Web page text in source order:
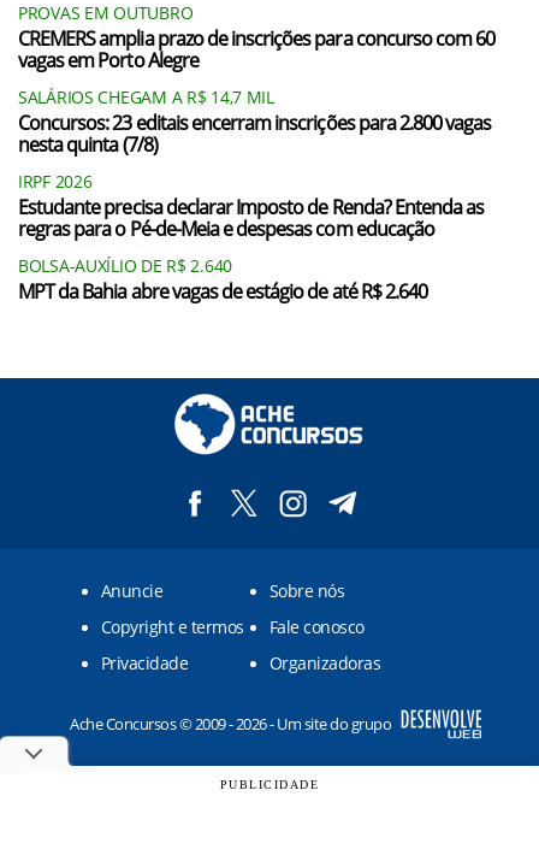
PROVAS EM OUTUBRO
CREMERS amplia prazo de inscrições para concurso com 60
vagas em Porto Alegre
SALÁRIOS CHEGAM A R$ 14,7 MIL
Concursos: 23 editais encerram inscrições para 2.800 vagas
nesta quinta (7/8)
IRPF 2026
Estudante precisa declarar Imposto de Renda? Entenda as
regras para o Pé-de-Meia e despesas com educação
BOLSA-AUXÍLIO DE R$ 2.640
MPT da Bahia abre vagas de estágio de até R$ 2.640
Anuncie
Sobre nós
Copyright e termos
Fale conosco
Privacidade
Organizadoras
Ache Concursos © 2009 - 2026 - Um site do grupo
PUBLICIDADE